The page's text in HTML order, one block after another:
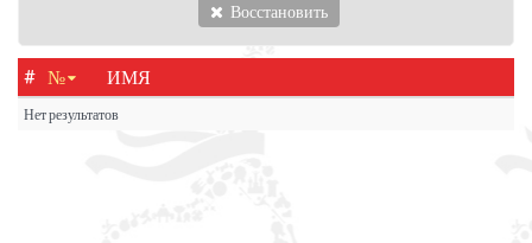
Восстановить
# № ИМЯ
Нет результатов